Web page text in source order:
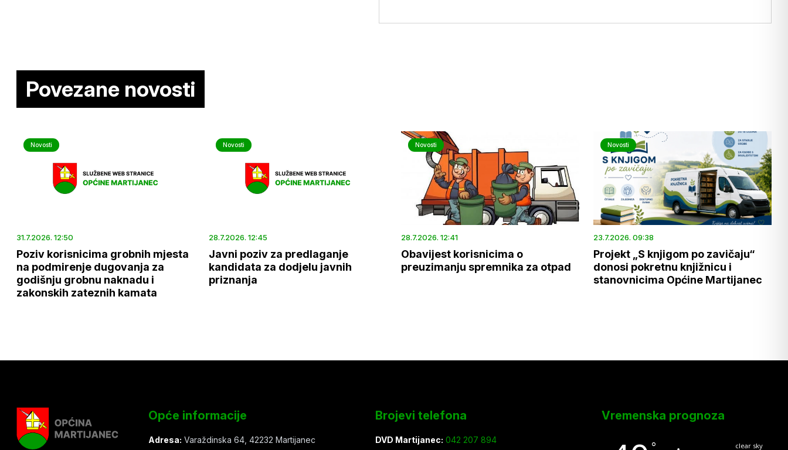
Povezane novosti
Novosti
31.7.2026. 12:50
Poziv korisnicima grobnih mjesta
na podmirenje dugovanja za
godišnju grobnu naknadu i
zakonskih zateznih kamata
Novosti
28.7.2026. 12:45
Javni poziv za predlaganje
kandidata za dodjelu javnih
priznanja
Novosti
28.7.2026. 12:41
Obavijest korisnicima o
preuzimanju spremnika za otpad
Novosti
23.7.2026. 09:38
Projekt „S knjigom po zavičaju“
donosi pokretnu knjižnicu i
stanovnicima Općine Martijanec
Opće informacije
Adresa: Varaždinska 64, 42232 Martijanec
Brojevi telefona
DVD Martijanec: 042 207 894
Vremenska prognoza
° clear sky